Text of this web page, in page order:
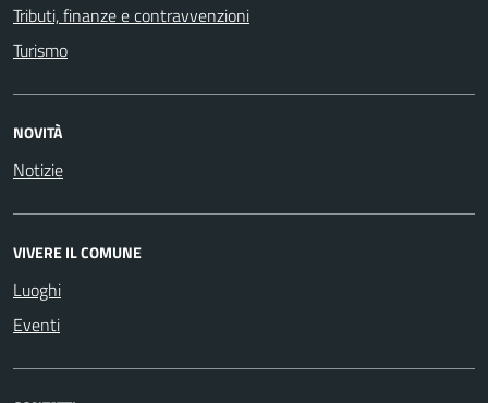
Tributi, finanze e contravvenzioni
Turismo
NOVITÀ
Notizie
VIVERE IL COMUNE
Luoghi
Eventi